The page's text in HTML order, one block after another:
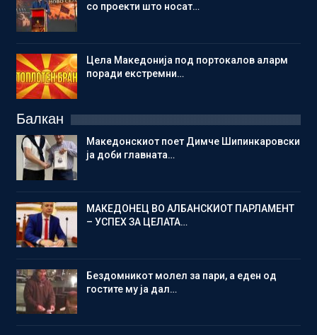
со проекти што носат…
Цела Македонија под портокалов аларм
поради екстремни…
Балкан
Македонскиот поет Димче Шипинкаровски
ја доби главната…
МАКЕДОНЕЦ ВО АЛБАНСКИОТ ПАРЛАМЕНТ
– УСПЕХ ЗА ЦЕЛАТА…
Бездомникот молел за пари, а еден од
гостите му ја дал…